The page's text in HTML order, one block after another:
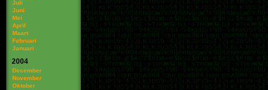
Juli
Juni
Mei
April
Maart
Februari
Januari
2004
December
November
Oktober